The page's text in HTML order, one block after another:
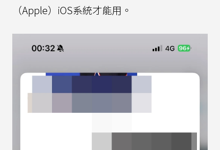
（Apple）iOS系統才能用。